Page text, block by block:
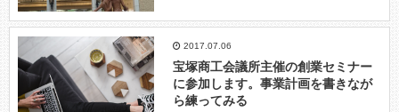
2017.07.06
宝塚商工会議所主催の創業セミナー
に参加します。事業計画を書きなが
ら練ってみる